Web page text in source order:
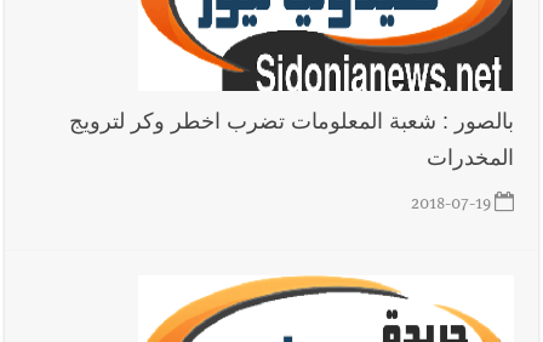
بالصور : شعبة المعلومات تضرب اخطر وكر لترويج
المخدرات
2018-07-19